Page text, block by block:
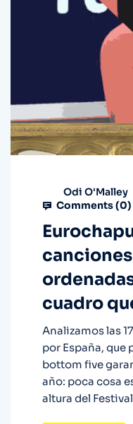
Odi O'Malley
Comments (0)
cuadro
Analizamos las
por España, que
bottom five
año: poca cosa
altura del